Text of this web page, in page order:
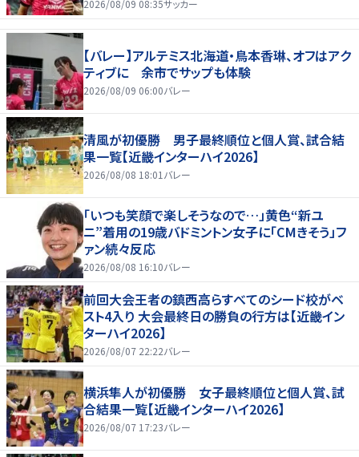
2026/08/09 08:35サッカー
【バレー】アルテミス北海道・鳥本香琳、オフはアク
ティブに 余市でサップも体験
2026/08/09 06:00バレー
清風が初優勝 男子最終順位と個人賞、試合結
果一覧【近畿インターハイ2026】
2026/08/08 18:01 バレー
「いつも笑顔で楽しそうなので…」黄色“新ユ
ニ”着用の19歳バドミントン女子に「CMきそう」フ
ァン続々反応
2026/08/08 16:10バレー
前回大会王者の鎮西高らすべてのシード校がベ
スト4入り 大会最終日の勝負の行方は【近畿イン
ターハイ2026】
2026/08/07 22:22バレー
横浜隼人が初優勝 女子最終順位と個人賞、試
合結果一覧【近畿インターハイ2026】
2026/08/07 17:23バレー